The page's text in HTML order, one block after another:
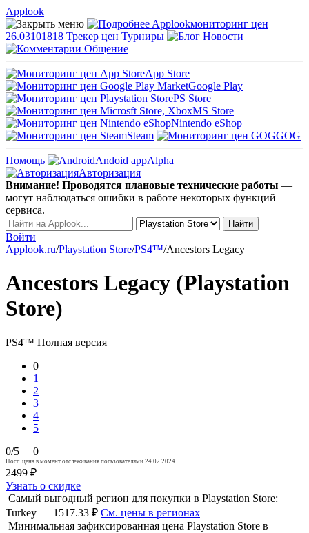
Applook
Applookмониторинг цен
26.03101818 Трекер цен Турниры
Новости
Общение
App Store
Google Play
PS Store
MS Store
Nintendo eShop
Steam
GOG
Помощь Andoid appAlpha
Авторизация
Внимание! Проводятся плановые технические работы —
могут наблюдаться ошибки в работе некоторых функций
сервиса.
Войти
Applook.ru/Playstation Store/PS4™/Ancestors Legacy
Ancestors Legacy (Playstation
Store)
PS4™ Полная версия
0
1
2
3
4
5
0/5 0
Посл. цена в момент отслеживания пользователями 24.02.2024
2499 ₽
Узнать о скидке
Самый выгодный регион для покупки в Playstation Store:
Turkey — 1517.33 ₽ См. цены в регионах
Минимальная зафиксированная цена Playstation Store в